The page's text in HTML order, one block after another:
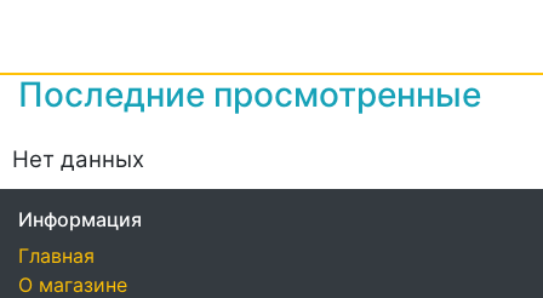
Последние просмотренные
Нет данных
Информация
Главная
О магазине